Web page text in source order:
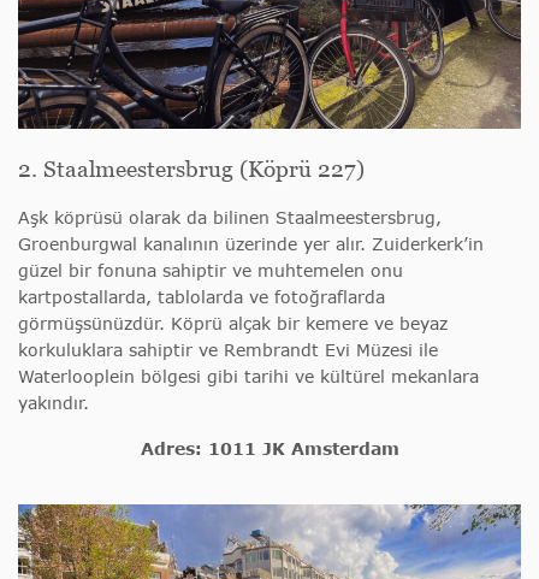
2. Staalmeestersbrug (Köprü 227)
Aşk köprüsü olarak da bilinen Staalmeestersbrug,
Groenburgwal kanalının üzerinde yer alır. Zuiderkerk’in
güzel bir fonuna sahiptir ve muhtemelen onu
kartpostallarda, tablolarda ve fotoğraflarda
görmüşsünüzdür. Köprü alçak bir kemere ve beyaz
korkuluklara sahiptir ve Rembrandt Evi Müzesi ile
Waterlooplein bölgesi gibi tarihi ve kültürel mekanlara
yakındır.
Adres: 1011 JK Amsterdam